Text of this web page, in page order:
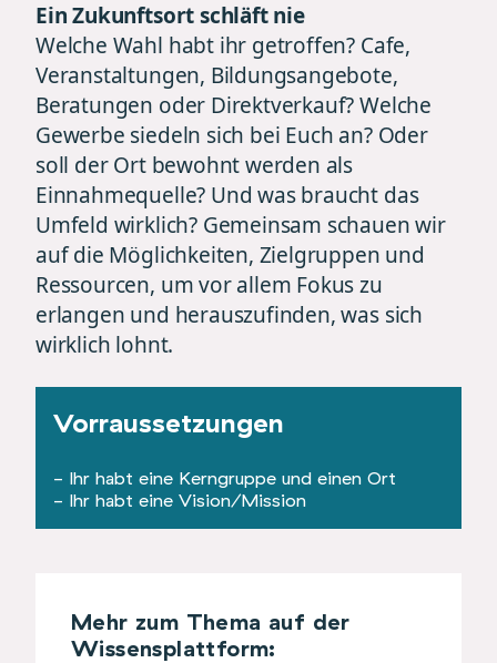
Ein Zukunftsort schläft nie
Welche Wahl habt ihr getroffen? Cafe,
Veranstaltungen, Bildungsangebote,
Beratungen oder Direktverkauf? Welche
Gewerbe siedeln sich bei Euch an? Oder
soll der Ort bewohnt werden als
Einnahmequelle? Und was braucht das
Umfeld wirklich? Gemeinsam schauen wir
auf die Möglichkeiten, Zielgruppen und
Ressourcen, um vor allem Fokus zu
erlangen und herauszufinden, was sich
wirklich lohnt.
Vorraussetzungen
- Ihr habt eine Kerngruppe und einen Ort
- Ihr habt eine Vision/Mission
Mehr zum Thema auf der
Wissensplattform: